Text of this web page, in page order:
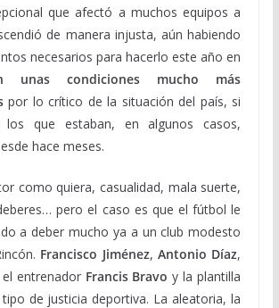
que afectó a muchos equipos a
de manera injusta, aún habiendo
necesarios para hacerlo este año en
unas condiciones mucho más
por lo crítico de la situación del país, si
que estaban, en algunos casos,
hace meses.
como quiera, casualidad, mala suerte,
pero el caso es que el fútbol le
a deber mucho ya a un club modesto
Francisco Jiménez, Antonio Díaz,
entrenador Francis Bravo y la plantilla
de justicia deportiva. La aleatoria, la